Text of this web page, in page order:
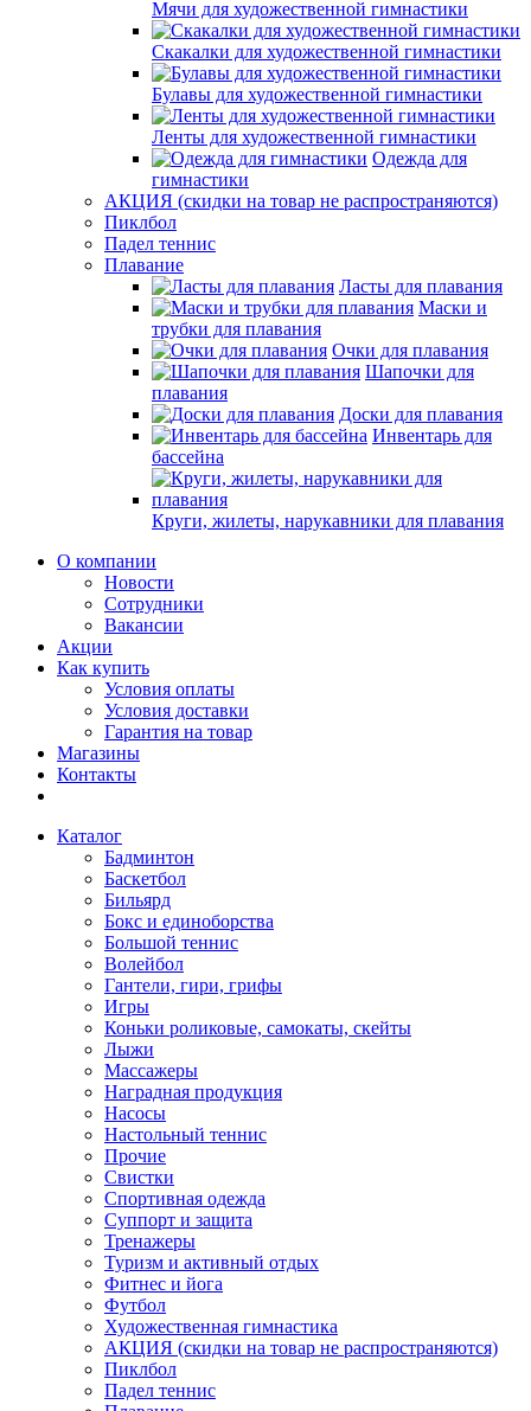
Мячи для художественной гимнастики
Скакалки для художественной гимнастики
Булавы для художественной гимнастики
Ленты для художественной гимнастики
Одежда для
гимнастики
АКЦИЯ (скидки на товар не распространяются)
Пиклбол
Падел теннис
Плавание
Ласты для плавания
Маски и
трубки для плавания
Очки для плавания
Шапочки для
плавания
Доски для плавания
Инвентарь для
бассейна
Круги, жилеты, нарукавники для плавания
О компании
Новости
Сотрудники
Вакансии
Акции
Как купить
Условия оплаты
Условия доставки
Гарантия на товар
Магазины
Контакты
Каталог
Бадминтон
Баскетбол
Бильярд
Бокс и единоборства
Большой теннис
Волейбол
Гантели, гири, грифы
Игры
Коньки роликовые, самокаты, скейты
Лыжи
Массажеры
Наградная продукция
Насосы
Настольный теннис
Прочие
Свистки
Спортивная одежда
Суппорт и защита
Тренажеры
Туризм и активный отдых
Фитнес и йога
Футбол
Художественная гимнастика
АКЦИЯ (скидки на товар не распространяются)
Пиклбол
Падел теннис